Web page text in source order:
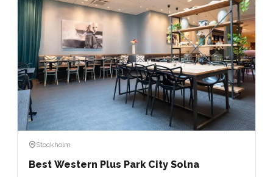
Stockholm
Best Western Plus Park City Solna